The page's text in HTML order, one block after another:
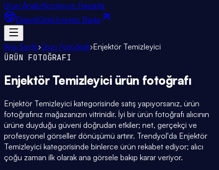
Ürün AnalizKomisyon Hesapla
EklentiGirişÜcretsiz Başla
Ana Sayfa›Ürün Fotoğrafı›Enjektör Temizleyici
ÜRÜN FOTOĞRAFI
Enjektör Temizleyici ürün fotoğrafı
Enjektör Temizleyici kategorisinde satış yapıyorsanız, ürün
fotoğrafınız mağazanızın vitrinidir. İyi bir ürün fotoğrafı alıcının
ürüne duyduğu güveni doğrudan etkiler; net, gerçekçi ve
profesyonel görseller dönüşümü artırır. Trendyol'da Enjektör
Temizleyici kategorisinde binlerce ürün rekabet ediyor; alıcı
çoğu zaman ilk olarak ana görsele bakıp karar veriyor.